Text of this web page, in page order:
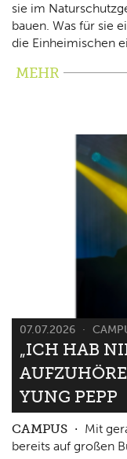
sie im
bauen. Was für sie
die Einheimischen
MEHR
07.07.2026
„ICH HAB
YUNG PEPP
CAMPUS
Mit
bereits auf großen